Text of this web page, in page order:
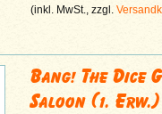
(inkl. MwSt., zzgl.
Bang! The Dice
Saloon (1. Erw.)